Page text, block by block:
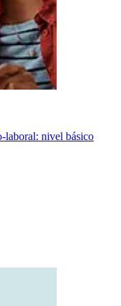
laboral: nivel básico